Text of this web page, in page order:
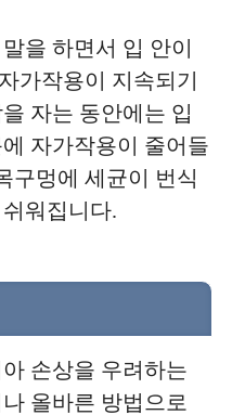
을 하면서 입 안이
가작용이 지속되기
자는 동안에는 입
자가작용이 줄어들
구멍에 세균이 번식
워집니다.
손상을 우려하는
올바른 방법으로